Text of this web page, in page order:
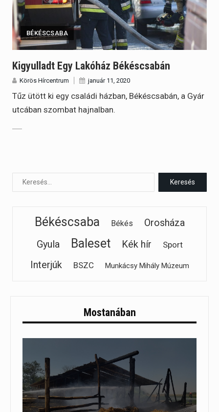
BÉKÉSCSABA
Kigyulladt Egy Lakóház Békéscsabán
Körös Hírcentrum január 11, 2020
Tűz ütött ki egy családi házban, Békéscsabán, a Gyár
utcában szombat hajnalban.
Békéscsaba Békés
Orosháza
Gyula
Baleset Kék hír Sport
Interjúk BSZC Munkácsy Mihály Múzeum
Mostanában